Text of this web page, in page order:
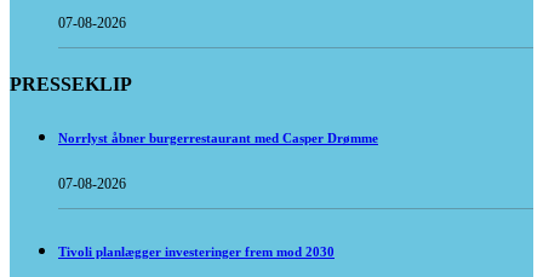
07-08-2026
PRESSEKLIP
Norrlyst åbner burgerrestaurant med Casper Drømme
07-08-2026
Tivoli planlægger investeringer frem mod 2030